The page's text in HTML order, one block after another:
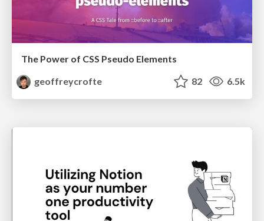
The Power of CSS Pseudo Elements
geoffreycrofte
82 6.5k